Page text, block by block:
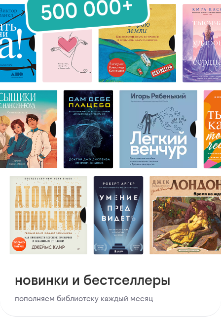
новинки и бестселлеры
пополняем библиотеку каждый месяц